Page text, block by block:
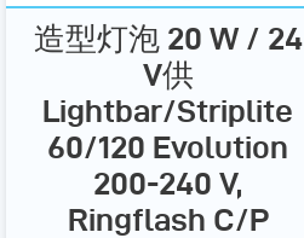
造型灯泡 20 W / 24
V供
Lightbar/Striplite
60/120 Evolution
200-240 V,
Ringflash C/P